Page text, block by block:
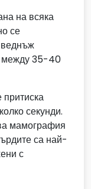
на всяка
се
между 35-40
секунди.
мамография
са най-
с